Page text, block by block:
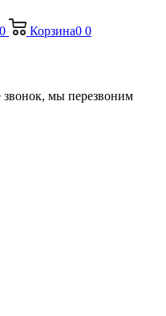
0 Корзина0 0
звонок, мы перезвоним